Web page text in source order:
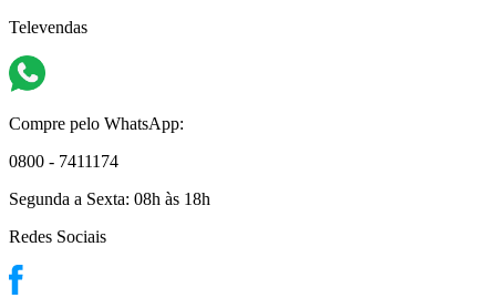
Televendas
Compre pelo WhatsApp:
0800 - 7411174
Segunda a Sexta: 08h às 18h
Redes Sociais